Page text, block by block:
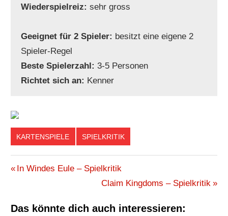
Wiederspielreiz: sehr gross
Geeignet für 2 Spieler: besitzt eine eigene 2
Spieler-Regel
Beste Spielerzahl: 3-5 Personen
Richtet sich an: Kenner
KARTENSPIELE SPIELKRITIK
KOSMOS
Beitragsnavigation
Vorheriger
In Windes Eule – Spielkritik
Nächster
Claim Kingdoms – Spielkritik
Das könnte dich auch interessieren: